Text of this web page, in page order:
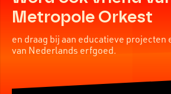
Metropole Orkest
en draag bij aan educatieve projecten
van Nederlands erfgoed.